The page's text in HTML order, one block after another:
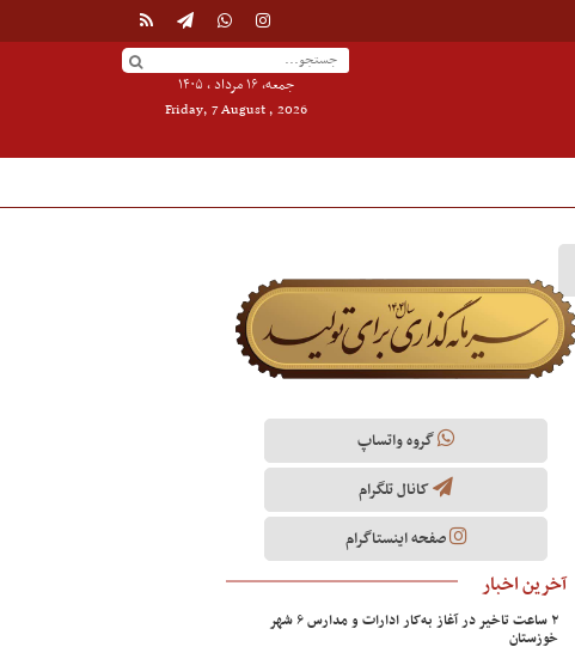
جمعه, ۱۶ مرداد , ۱۴۰۵
Friday, 7 August , 2026
گروه واتساپ
کانال تلگرام
صفحه اینستاگرام
آخرین اخبار
۲ ساعت تاخیر در آغاز به‌کار ادارات و مدارس ۶ شهر
خوزستان